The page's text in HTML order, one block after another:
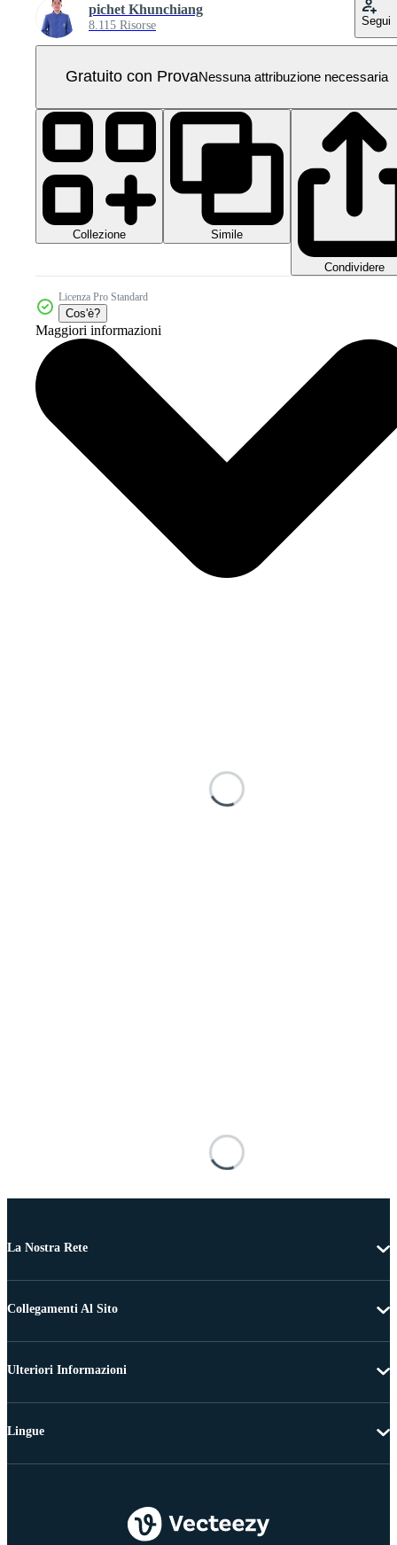
pichet Khunchiang
8.115 Risorse Segui
Gratuito con ProvaNessuna attribuzione necessaria
Collezione Simile
Condividere
Licenza Pro Standard
Cos'è?
Maggiori informazioni
La Nostra Rete
Collegamenti Al Sito
Ulteriori Informazioni
Lingue